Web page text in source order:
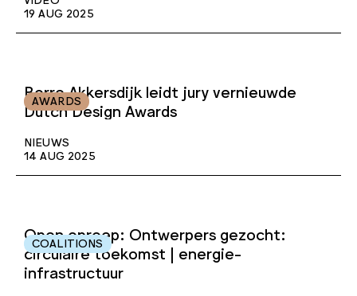
19 AUG 2025
AWARDS
Borre Akkersdijk leidt jury vernieuwde
Dutch Design Awards
NIEUWS
14 AUG 2025
COALITIONS
Open oproep: Ontwerpers gezocht:
circulaire toekomst | energie-
infrastructuur